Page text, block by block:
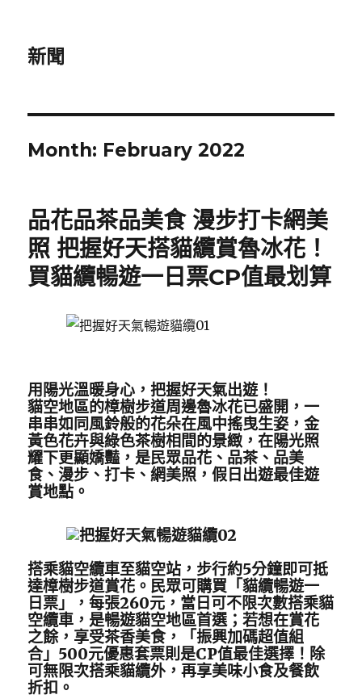
新聞
Month: February 2022
品花品茶品美食 漫步打卡網美
照 把握好天搭貓纜賞魯冰花！
買貓纜暢遊一日票CP值最划算
用陽光溫暖身心，把握好天氣出遊！
貓空地區的樟樹步道周邊魯冰花已盛開，一
串串如同風鈴般的花朵在風中搖曳生姿，金
黃色花卉與綠色茶樹相間的景緻，在陽光照
耀下更顯嬌豔，是民眾品花、品茶、品美
食、漫步、打卡、網美照，假日出遊最佳遊
賞地點。
搭乘貓空纜車至貓空站，步行約5分鐘即可抵
達樟樹步道賞花。民眾可購買「貓纜暢遊一
日票」，每張260元，當日可不限次數搭乘貓
空纜車，是暢遊貓空地區首選；若想在賞花
之餘，享受茶香美食，「振興加碼超值組
合」500元優惠套票則是CP值最佳選擇！除
可無限次搭乘貓纜外，再享美味小食及餐飲
折扣。